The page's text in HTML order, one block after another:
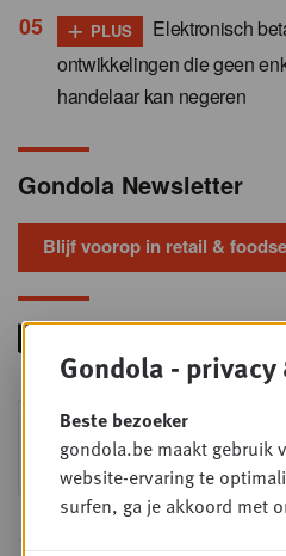
+ PLUS
Elektronisch
ontwikkelingen die geen
handelaar kan negeren
Gondola Newsletter
Blijf voorop in retail &
WOE
9
SEP
Foodservice -
business
Intro to Negotiation:
onderhandelingstafel is
Gondola -
Beste bezoeker
gondola.be maakt gebruik
website-ervaring te
surfen, ga je akkoord met